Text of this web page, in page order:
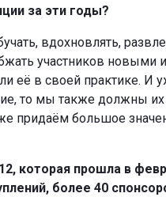
за эти годы?
вдохновлять,
участников
её в своей практике.
то мы также должны
придаём большое
которая прошла в
более 40